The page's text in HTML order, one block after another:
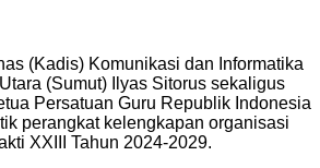
(Kadis) Komunikasi dan Informatika
(Sumut) Ilyas Sitorus sekaligus
Persatuan Guru Republik Indonesia
perangkat kelengkapan organisasi
XXIII Tahun 2024-2029.